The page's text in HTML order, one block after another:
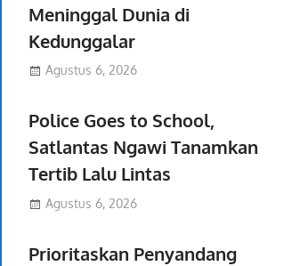
Meninggal Dunia di
Kedunggalar
Agustus 6, 2026
Police Goes to School,
Satlantas Ngawi Tanamkan
Tertib Lalu Lintas
Agustus 6, 2026
Prioritaskan Penyandang